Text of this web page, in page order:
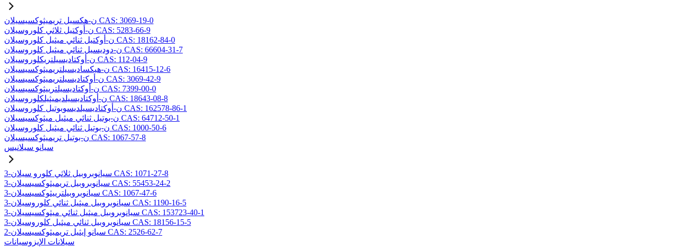
ن-هكسيل تريميثوكسيسيلان CAS: 3069-19-0
ن-أوكتيل ثلاثي كلوروسيلان CAS: 5283-66-9
ن-أوكتيل ثنائي ميثيل كلوروسيلان CAS: 18162-84-0
ن-دوديسيل ثنائي ميثيل كلوروسيلان CAS: 66604-31-7
ن-أوكتاديسيلتريكلوروسيلان CAS: 112-04-9
ن-هيكساديسيلتريميثوكسيسيلان CAS: 16415-12-6
ن-أوكتاديسيلتريميثوكسيسيلان CAS: 3069-42-9
ن-أوكتاديسيلترييثوكسيسيلان CAS: 7399-00-0
ن-أوكتاديسيلديميثيلكلوروسيلان CAS: 18643-08-8
ن-أوكتاديسيلديسوبوتيل كلوروسيلان CAS: 162578-86-1
ن-بوتيل ثنائي ميثيل ميثوكسيسيلان CAS: 64712-50-1
ن-بوتيل ثنائي ميثيل كلوروسيلان CAS: 1000-50-6
ن-بوتيل تريميثوكسيسيلان CAS: 1067-57-8
سيانو سيلانيس
3-سيانوبروبيل ثلاثي كلورو سيلان CAS: 1071-27-8
3-سيانوبروبيل تريميثوكسيسيلان CAS: 55453-24-2
3-سيانوبروبيلترييثوكسيسيلان CAS: 1067-47-6
3-سيانوبروبيل ميثيل ثنائي كلوروسيلان CAS: 1190-16-5
3-سيانوبروبيل ميثيل ثنائي ميثوكسيسيلان CAS: 153723-40-1
3-سيانوبروبيل ثنائي ميثيل كلوروسيلان CAS: 18156-15-5
2-سيانو إيثيل تريميثوكسيسيلان CAS: 2526-62-7
سيلانات الإيزوسيانات